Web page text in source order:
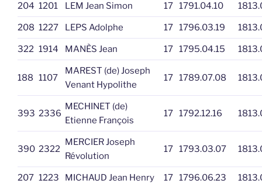
204 1201 LEM Jean Simon 17 1791.04.10
208 1227 LEPS Adolphe 17 1796.03.19
322 1914 MANÈS Jean 17 1795.04.15
188 1107
MAREST (de) Joseph
Venant Hypolithe
17 1789.07.08
393 2336
MECHINET (de)
Etienne François
17 1792.12.16
390 2322
MERCIER Joseph
Révolution
17 1793.03.07
207 1223 MICHAUD Jean Henry 17 1796.06.23